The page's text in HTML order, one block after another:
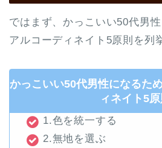
ではまず、かっこいい50代男
アルコーディネイト5原則を列
かっこいい50代男性になるた
ィネイト5原
1.色を統一する
2.無地を選ぶ